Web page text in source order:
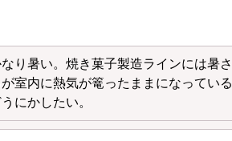
り暑い。焼き菓子製造ラインには暑
室内に熱気が篭ったままになってい
にかしたい。